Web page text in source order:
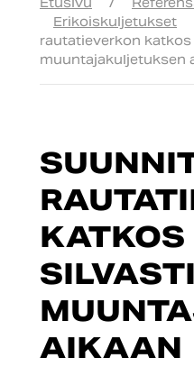
Erikoiskuljetukset
rautatieverkon
muuntajakuljetuksen
KATKOS
AIKAAN